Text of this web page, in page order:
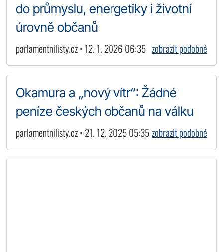
do průmyslu, energetiky i životní
úrovně občanů
parlamentnilisty.cz • 12. 1. 2026 06:35 zobrazit podobné
Okamura a „nový vítr“: Žádné
peníze českých občanů na válku
parlamentnilisty.cz • 21. 12. 2025 05:35zobrazit podobné